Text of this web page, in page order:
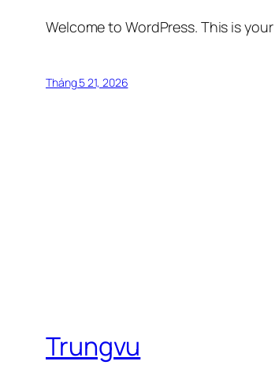
Welcome to WordPress. This is
Tháng 5 21, 2026
Trungvu